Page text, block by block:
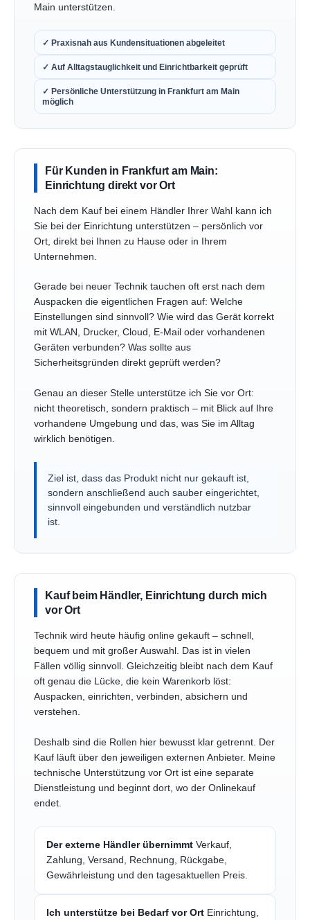
Main unterstützen.
✓ Praxisnah aus Kundensituationen abgeleitet
✓ Auf Alltagstauglichkeit und Einrichtbarkeit geprüft
✓ Persönliche Unterstützung in Frankfurt am Main
möglich
Für Kunden in Frankfurt am Main:
Einrichtung direkt vor Ort
Nach dem Kauf bei einem Händler Ihrer Wahl kann ich
Sie bei der Einrichtung unterstützen – persönlich vor
Ort, direkt bei Ihnen zu Hause oder in Ihrem
Unternehmen.
Gerade bei neuer Technik tauchen oft erst nach dem
Auspacken die eigentlichen Fragen auf: Welche
Einstellungen sind sinnvoll? Wie wird das Gerät korrekt
mit WLAN, Drucker, Cloud, E-Mail oder vorhandenen
Geräten verbunden? Was sollte aus
Sicherheitsgründen direkt geprüft werden?
Genau an dieser Stelle unterstütze ich Sie vor Ort:
nicht theoretisch, sondern praktisch – mit Blick auf Ihre
vorhandene Umgebung und das, was Sie im Alltag
wirklich benötigen.
Ziel ist, dass das Produkt nicht nur gekauft ist,
sondern anschließend auch sauber eingerichtet,
sinnvoll eingebunden und verständlich nutzbar
ist.
Kauf beim Händler, Einrichtung durch mich
vor Ort
Technik wird heute häufig online gekauft – schnell,
bequem und mit großer Auswahl. Das ist in vielen
Fällen völlig sinnvoll. Gleichzeitig bleibt nach dem Kauf
oft genau die Lücke, die kein Warenkorb löst:
Auspacken, einrichten, verbinden, absichern und
verstehen.
Deshalb sind die Rollen hier bewusst klar getrennt. Der
Kauf läuft über den jeweiligen externen Anbieter. Meine
technische Unterstützung vor Ort ist eine separate
Dienstleistung und beginnt dort, wo der Onlinekauf
endet.
Der externe Händler übernimmt Verkauf,
Zahlung, Versand, Rechnung, Rückgabe,
Gewährleistung und den tagesaktuellen Preis.
Ich unterstütze bei Bedarf vor Ort Einrichtung,